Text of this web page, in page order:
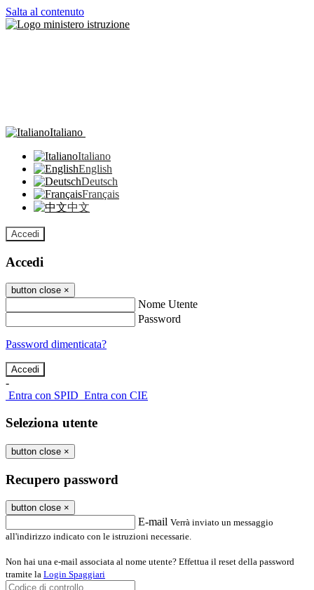
Salta al contenuto
Italiano
Italiano
English
Deutsch
Français
中文
Accedi
Accedi
button close ×
Nome Utente
Password
Password dimenticata?
-
Entra con SPID Entra con CIE
Seleziona utente
button close ×
Recupero password
button close ×
E-mail Verrà inviato un messaggio
all'indirizzo indicato con le istruzioni necessarie.
Non hai una e-mail associata al nome utente? Effettua il reset della password
tramite la Login Spaggiari